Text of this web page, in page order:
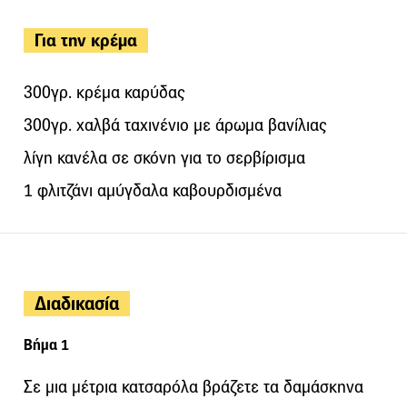
Για την κρέμα
300γρ. κρέμα καρύδας
300γρ. χαλβά ταχινένιο με άρωμα βανίλιας
λίγη κανέλα σε σκόνη για το σερβίρισμα
1 φλιτζάνι αμύγδαλα καβουρδισμένα
Διαδικασία
Βήμα 1
Σε μια μέτρια κατσαρόλα βράζετε τα δαμάσκηνα